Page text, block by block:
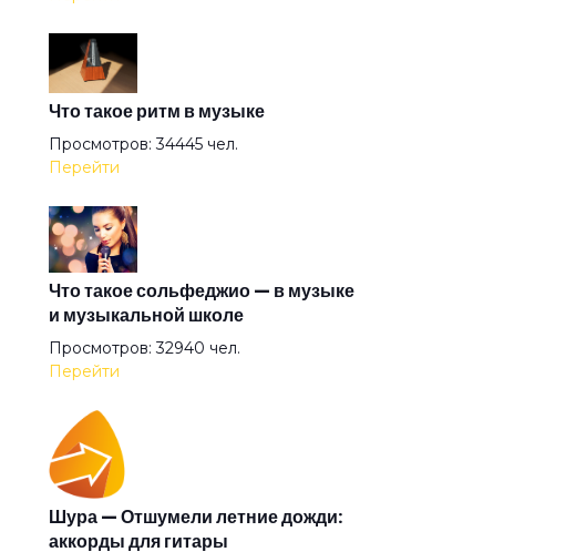
Аделаида
Акуна матата
Ангел всенародного похмелья
Ангел дождя
Ангел
Анютины глазки
Что такое ритм в музыке
Просмотров: 34445 чел.
Перейти
Что такое сольфеджио — в музыке
и музыкальной школе
Просмотров: 32940 чел.
Перейти
Шура — Отшумели летние дожди:
аккорды для гитары